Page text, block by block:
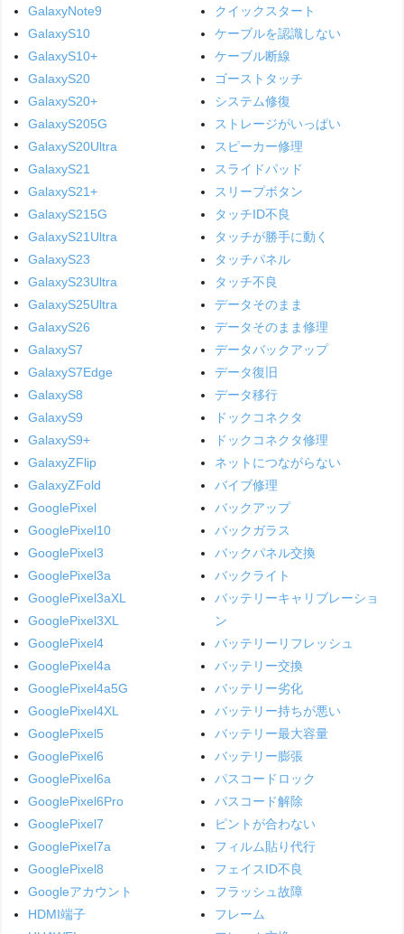
GalaxyNote9
GalaxyS10
GalaxyS10+
GalaxyS20
GalaxyS20+
GalaxyS205G
GalaxyS20Ultra
GalaxyS21
GalaxyS21+
GalaxyS215G
GalaxyS21Ultra
GalaxyS23
GalaxyS23Ultra
GalaxyS25Ultra
GalaxyS26
GalaxyS7
GalaxyS7Edge
GalaxyS8
GalaxyS9
GalaxyS9+
GalaxyZFlip
GalaxyZFold
GooglePixel
GooglePixel10
GooglePixel3
GooglePixel3a
GooglePixel3aXL
GooglePixel3XL
GooglePixel4
GooglePixel4a
GooglePixel4a5G
GooglePixel4XL
GooglePixel5
GooglePixel6
GooglePixel6a
GooglePixel6Pro
GooglePixel7
GooglePixel7a
GooglePixel8
Googleアカウント
HDMI端子
クイックスタート
ケーブルを認識しない
ケーブル断線
ゴーストタッチ
システム修復
ストレージがいっぱい
スピーカー修理
スライドパッド
スリープボタン
タッチID不良
タッチが勝手に動く
タッチパネル
タッチ不良
データそのまま
データそのまま修理
データバックアップ
データ復旧
データ移行
ドックコネクタ
ドックコネクタ修理
ネットにつながらない
バイブ修理
バックアップ
バックガラス
バックパネル交換
バックライト
バッテリーキャリブレーショ
ン
バッテリーリフレッシュ
バッテリー交換
バッテリー劣化
バッテリー持ちが悪い
バッテリー最大容量
バッテリー膨張
パスコードロック
パスコード解除
ピントが合わない
フィルム貼り代行
フェイスID不良
フラッシュ故障
フレーム